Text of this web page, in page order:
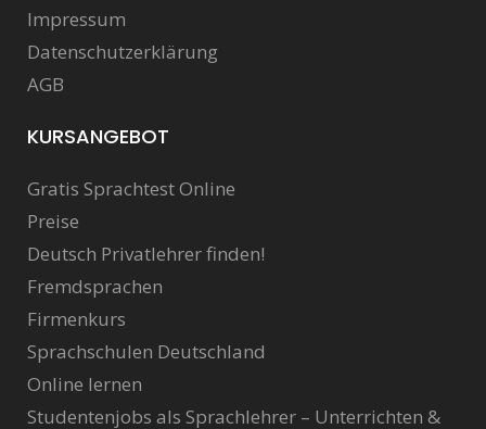
Impressum
Datenschutzerklärung
AGB
KURSANGEBOT
Gratis Sprachtest Online
Preise
Deutsch Privatlehrer finden!
Fremdsprachen
Firmenkurs
Sprachschulen Deutschland
Online lernen
Studentenjobs als Sprachlehrer – Unterrichten &